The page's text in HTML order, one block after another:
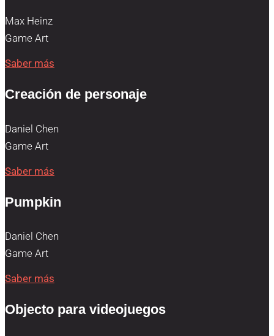
Max Heinz
Game Art
Saber más
Creación de personaje
Daniel Chen
Game Art
Saber más
Pumpkin
Daniel Chen
Game Art
Saber más
Objecto para videojuegos